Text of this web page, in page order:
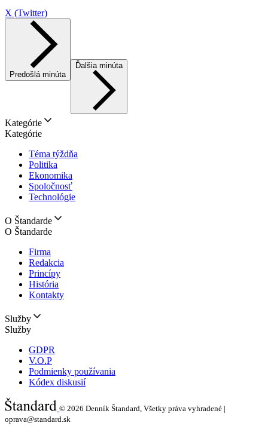
X (Twitter)
Predošlá minúta
Ďalšia minúta
Kategórie
Kategórie
Téma týždňa
Politika
Ekonomika
Spoločnosť
Technológie
O Štandarde
O Štandarde
Firma
Redakcia
Princípy
História
Kontakty
Služby
Služby
GDPR
V.O.P
Podmienky používania
Kódex diskusií
© 2026 Denník Štandard, Všetky práva vyhradené |
oprava@standard.sk